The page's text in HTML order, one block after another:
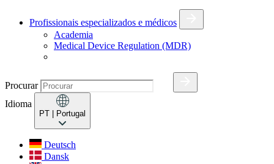
Profissionais especializados e médicos
Academia
Medical Device Regulation (MDR)
Procurar
Idioma
PT | Portugal
Deutsch
Dansk